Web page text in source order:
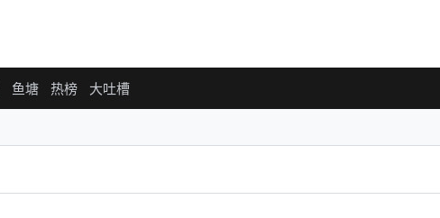
鱼塘 热榜 大吐槽